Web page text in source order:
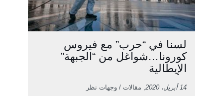
لسنا في “حرب” مع فيروس
كورونا…شواغل من “الجبهة”
الإيطالية
14 أبريل، 2020 , مقالات / وجهات نظر